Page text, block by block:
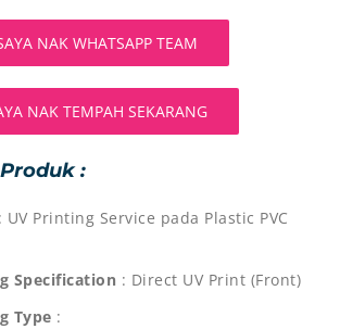
NAK WHATSAPP TEAM
NAK TEMPAH SEKARANG
:
: UV Printing Service pada Plastic PVC
Specification : Direct UV Print (Front)
Type :